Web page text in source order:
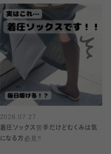
2026.07.27
着圧ソックス苦手だけどむくみは気
になる方必見‼️